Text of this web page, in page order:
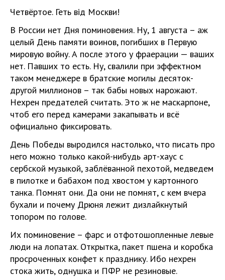
Четвёртое. Геть від Москви!
В России нет Дня поминовения. Ну, 1 августа – аж
целый День памяти воинов, погибших в Первую
мировую войну. А после этого у фраерации — ваших
нет. Павших то есть. Ну, свалили при эффектном
таком менеджере в братские могилы десяток-
другой миллионов – так бабы новых нарожают.
Нехрен предателей считать. Это ж не маскарпоне,
чтоб его перед камерами закапывать и всё
официально фиксировать.
День Победы выродился настолько, что писать про
него можно только какой-нибудь арт-хаус с
сербской музыкой, заблёванной пехотой, медведем
в пилотке и бабахом под хвостом у картонного
танка. Помнят они. Да они не помнят, с кем вчера
бухали и почему Дрюня лежит дизлайкнутый
топором по голове.
Их поминовение – фарс и отфотошопленные левые
люди на лопатах. Открытка, пакет пшена и коробка
просроченных конфет к празднику. Ибо нехрен
стока жить, однушка и ПФР не резиновые.